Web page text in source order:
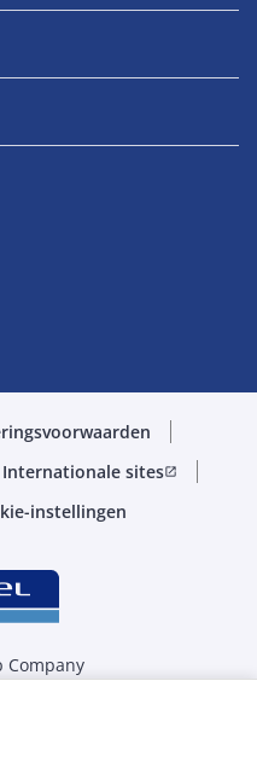
Internationale sitesopen_in_new
instellingen
Company